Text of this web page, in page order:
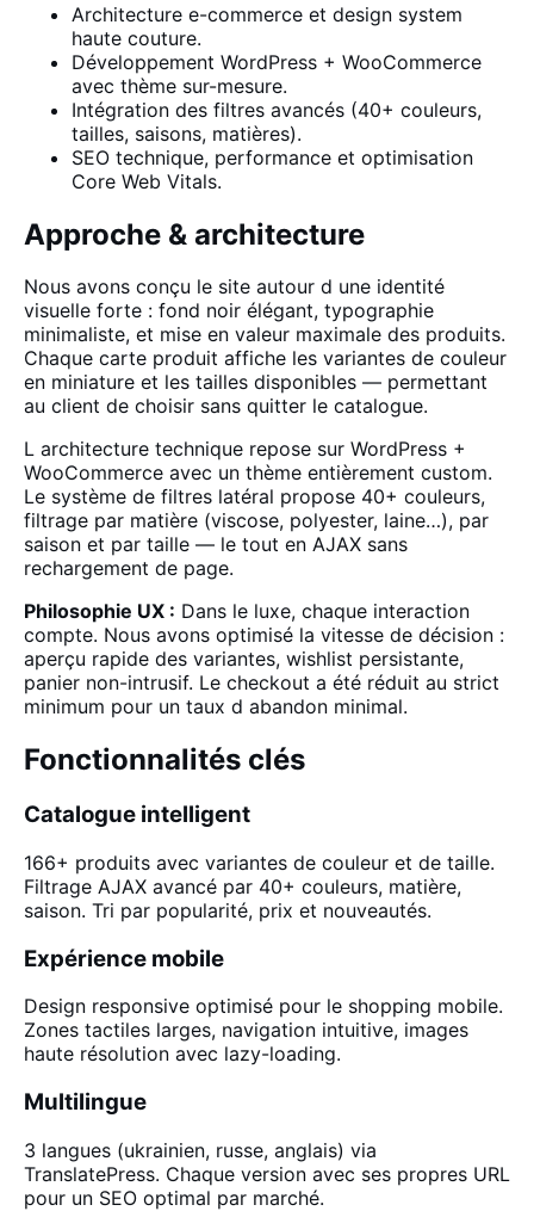
Architecture e-commerce et design system
haute couture.
Développement WordPress + WooCommerce
avec thème sur-mesure.
Intégration des filtres avancés (40+ couleurs,
tailles, saisons, matières).
SEO technique, performance et optimisation
Core Web Vitals.
Approche & architecture
Nous avons conçu le site autour d une identité
visuelle forte : fond noir élégant, typographie
minimaliste, et mise en valeur maximale des produits.
Chaque carte produit affiche les variantes de couleur
en miniature et les tailles disponibles — permettant
au client de choisir sans quitter le catalogue.
L architecture technique repose sur WordPress +
WooCommerce avec un thème entièrement custom.
Le système de filtres latéral propose 40+ couleurs,
filtrage par matière (viscose, polyester, laine…), par
saison et par taille — le tout en AJAX sans
rechargement de page.
Philosophie UX : Dans le luxe, chaque interaction
compte. Nous avons optimisé la vitesse de décision :
aperçu rapide des variantes, wishlist persistante,
panier non-intrusif. Le checkout a été réduit au strict
minimum pour un taux d abandon minimal.
Fonctionnalités clés
Catalogue intelligent
166+ produits avec variantes de couleur et de taille.
Filtrage AJAX avancé par 40+ couleurs, matière,
saison. Tri par popularité, prix et nouveautés.
Expérience mobile
Design responsive optimisé pour le shopping mobile.
Zones tactiles larges, navigation intuitive, images
haute résolution avec lazy-loading.
Multilingue
3 langues (ukrainien, russe, anglais) via
TranslatePress. Chaque version avec ses propres URL
pour un SEO optimal par marché.